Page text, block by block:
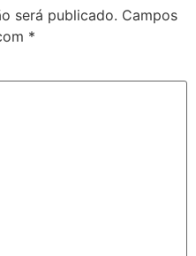
será publicado. Campos
*